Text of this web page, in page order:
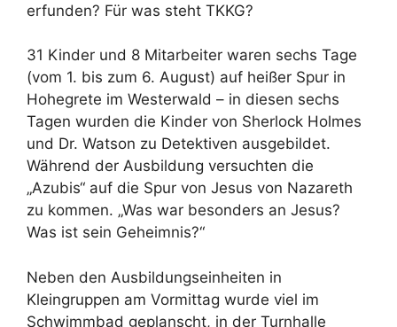
erfunden? Für was steht TKKG?
31 Kinder und 8 Mitarbeiter waren sechs Tage
(vom 1. bis zum 6. August) auf heißer Spur in
Hohegrete im Westerwald – in diesen sechs
Tagen wurden die Kinder von Sherlock Holmes
und Dr. Watson zu Detektiven ausgebildet.
Während der Ausbildung versuchten die
„Azubis“ auf die Spur von Jesus von Nazareth
zu kommen. „Was war besonders an Jesus?
Was ist sein Geheimnis?“
Neben den Ausbildungseinheiten in
Kleingruppen am Vormittag wurde viel im
Schwimmbad geplanscht, in der Turnhalle